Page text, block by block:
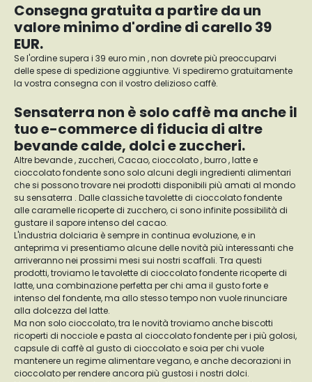
Consegna gratuita a partire da un
valore minimo d'ordine di carello 39
EUR.
Se l'ordine supera i 39 euro min , non dovrete più preoccuparvi
delle spese di spedizione aggiuntive. Vi spediremo gratuitamente
la vostra consegna con il vostro delizioso caffè.
Sensaterra non è solo caffè ma anche il
tuo e-commerce di fiducia di altre
bevande calde, dolci e zuccheri.
Altre bevande , zuccheri, Cacao, cioccolato , burro , latte e
cioccolato fondente sono solo alcuni degli ingredienti alimentari
che si possono trovare nei prodotti disponibili più amati al mondo
su sensaterra . Dalle classiche tavolette di cioccolato fondente
alle caramelle ricoperte di zucchero, ci sono infinite possibilità di
gustare il sapore intenso del cacao.
L'industria dolciaria è sempre in continua evoluzione, e in
anteprima vi presentiamo alcune delle novità più interessanti che
arriveranno nei prossimi mesi sui nostri scaffali. Tra questi
prodotti, troviamo le tavolette di cioccolato fondente ricoperte di
latte, una combinazione perfetta per chi ama il gusto forte e
intenso del fondente, ma allo stesso tempo non vuole rinunciare
alla dolcezza del latte.
Ma non solo cioccolato, tra le novità troviamo anche biscotti
ricoperti di nocciole e pasta al cioccolato fondente per i più golosi,
capsule di caffè al gusto di cioccolato e soia per chi vuole
mantenere un regime alimentare vegano, e anche decorazioni in
cioccolato per rendere ancora più gustosi i nostri dolci.